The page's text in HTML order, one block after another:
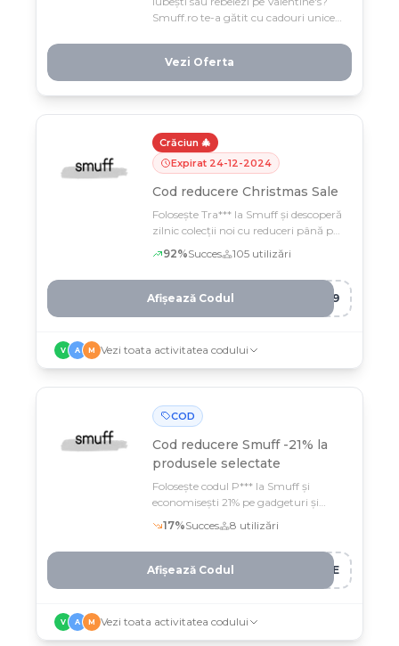
Smuff.ro te-a gătit cu cadouri unice
așteaptă, indiferent de party în care
ești! 🎁❤️🖤
Vezi Oferta
Crăciun 🎄
Expirat 24-12-2024
Cod reducere Christmas Sale
Folosește Tra*** la Smuff și descoperă
zilnic colecții noi cu reduceri până pe
24 decembrie
92%Succes 105 utilizări
IT9
Afișează Codul
V A M Vezi toata activitatea codului
COD
Cod reducere Smuff -21% la
produsele selectate
Folosește codul P*** la Smuff și
economisești 21% pe gadgeturi și
cadouri creative până pe 12 februarie
17%Succes 8 utilizări
9CE
Afișează Codul
V A M Vezi toata activitatea codului